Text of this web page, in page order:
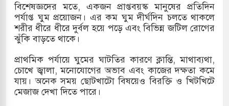
স্মৃতি জাদুঘরের উদ্বোধন প্রধানমন্ত্রীর
ইয়েমেন উপকূলে হামলার শিকার ভারতীয় জাহাজ
পর্যালোচনায় পোশাক রপ্তানিতে দ্বিতীয় স্থানে বাংলাদেশ
জুলাই গণঅভ্যুত্থান দিবস
বিশেষজ্ঞদের মতে, একজন প্রাপ্তবয়স্ক মানুষের প্রতিদিন
পর্যাপ্ত ঘুম প্রয়োজন। এর কম ঘুম দীর্ঘদিন চলতে থাকলে
শরীর ধীরে ধীরে দুর্বল হয়ে পড়ে এবং বিভিন্ন জটিল রোগের
ঝুঁকি বাড়তে থাকে।
প্রাথমিক পর্যায়ে ঘুমের ঘাটতির কারণে ক্লান্তি, মাথাব্যথা,
চোখে জ্বালা, মনোযোগের অভাব এবং কাজের দক্ষতা কমে
যায়। অনেক সময় ছোটখাটো বিষয়েও বিরক্তি ও খিটখিটে
মেজাজ দেখা দিতে পারে।